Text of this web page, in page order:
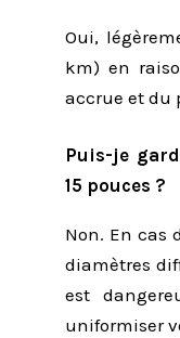
Oui,
km) en
accrue et du
Puis-je
15 pouces ?
Non. En cas
diamètres
est
uniformiser